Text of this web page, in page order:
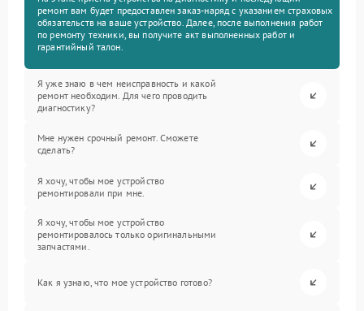
ремонт вам будет предоставлен заказ-наряд с указанием страховых
обязательств на ваше устройство. Далее, после выполнения работ
по ремонту техники, вы получите акт выполненных работ и
гарантийный талон.
Я уже знаю в чем неисправность и какой
ремонт необходим. Для чего проводить
диагностику?
Мне нужен срочный ремонт. Сможете
сделать?
Я хочу, чтобы мое устройство
ремонтировали при мне.
Я хочу, чтобы мое устройство
ремонтировалось только оригинальными
запчастями.
Как я узнаю, что мое устройство готово?